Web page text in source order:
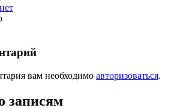
вам необходимо авторизоваться.
записям